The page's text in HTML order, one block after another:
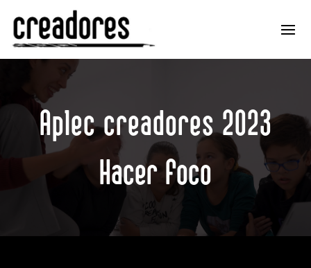
Aplec creadores 2023
Hacer foco